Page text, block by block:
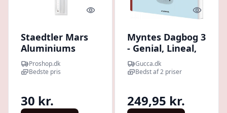
Quick look
Staedtler Mars
Aluminiums
Lineal 30Cm
Proshop.dk
Bedste pris
30 kr.
Quick
Myntes Dagbog 3
- Genial, Lineal,
Stativ, Kasket,
Kys - Stine
Gucca.dk
Bedst af 2 priser
249,95 kr.